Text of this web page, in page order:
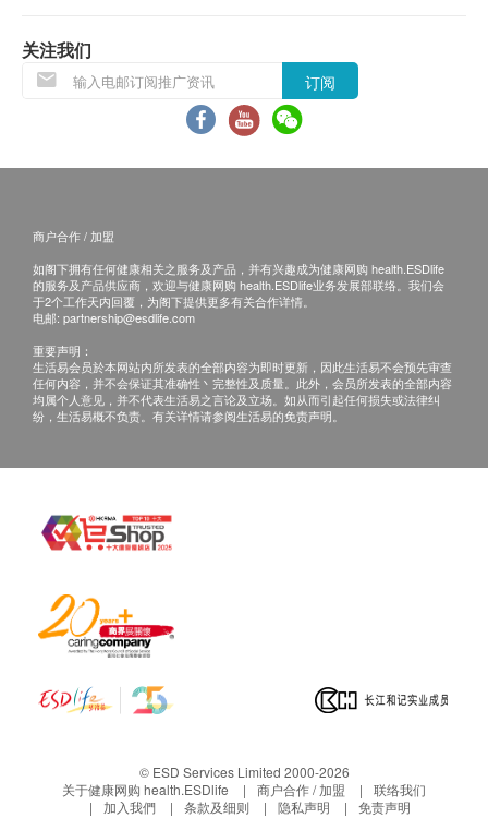
关注我们
订阅
商户合作 / 加盟
如阁下拥有任何健康相关之服务及产品，并有兴趣成为健康网购 health.ESDlife
的服务及产品供应商，欢迎与健康网购 health.ESDlife业务发展部联络。我们会
于2个工作天内回覆，为阁下提供更多有关合作详情。
电邮: partnership@esdlife.com
重要声明：
生活易会员於本网站内所发表的全部内容为即时更新，因此生活易不会预先审查
任何内容，并不会保证其准确性丶完整性及质量。此外，会员所发表的全部内容
均属个人意见，并不代表生活易之言论及立场。如从而引起任何损失或法律纠
纷，生活易概不负责。有关详情请参阅生活易的免责声明。
© ESD Services Limited 2000-2026
关于健康网购 health.ESDlife
商户合作 / 加盟
联络我们
加入我們
条款及细则 隐私声明
免责声明